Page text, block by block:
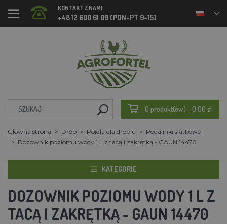
KONTAKT Z NAMI
+48 12 600 61 09 (PON-PT 9-15)
0 produkt(ów) - 0.00 zl
Główna strona Drób Poidła dla drobiu
Podajniki siatkowe
Dozownik poziomu wody 1 L z tacą i zakrętką - GAUN 14470
KATEGORIE
DOZOWNIK POZIOMU WODY 1 L Z
TACĄ I ZAKRĘTKĄ - GAUN 14470